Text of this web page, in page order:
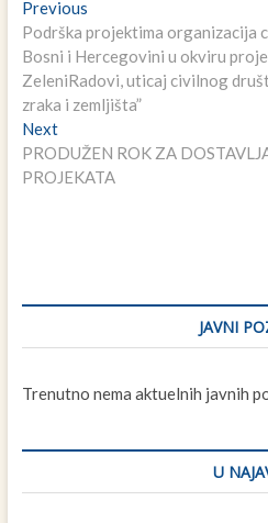
Navigacija
članaka
PreviousPrevious
post:
Podrška projektima organizacija
Bosni i Hercegovini u okviru
ZeleniRadovi, uticaj civilnog
zraka i zemljišta”
NextNext
post:
PRODUŽEN ROK ZA
PROJEKATA
JAVNI
Trenutno nema aktuelnih javnih
U